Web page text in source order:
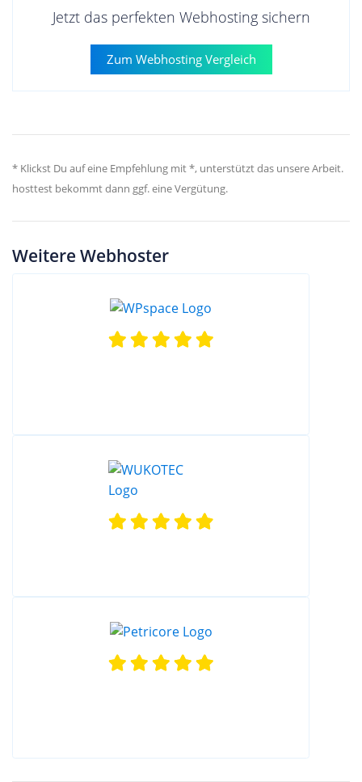
Jetzt das perfekten Webhosting sichern
Zum Webhosting Vergleich
* Klickst Du auf eine Empfehlung mit *, unterstützt das unsere Arbeit.
hosttest bekommt dann ggf. eine Vergütung.
Weitere Webhoster